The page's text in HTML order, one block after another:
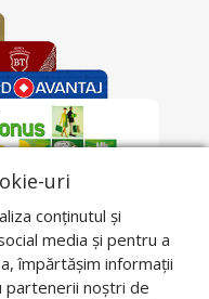
uri
conținutul și
media și pentru a
împărtășim informații
partenerii noștri de